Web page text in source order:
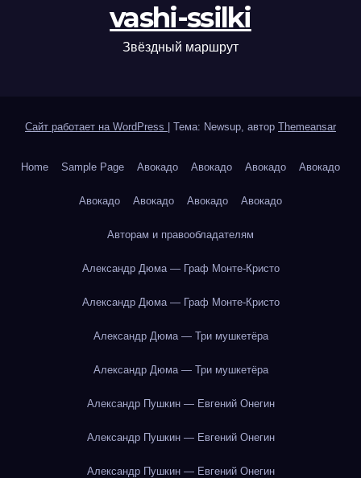
vashi-ssilki
Звёздный маршрут
Сайт работает на WordPress Тема: Newsup, автор Themeansar
Home Sample Page Авокадо Авокадо Авокадо Авокадо
Авокадо Авокадо Авокадо Авокадо
Авторам и правообладателям
Александр Дюма — Граф Монте-Кристо
Александр Дюма — Граф Монте-Кристо
Александр Дюма — Три мушкетёра
Александр Дюма — Три мушкетёра
Александр Пушкин — Евгений Онегин
Александр Пушкин — Евгений Онегин
Александр Пушкин — Евгений Онегин